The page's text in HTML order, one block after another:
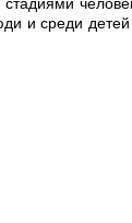
и среди